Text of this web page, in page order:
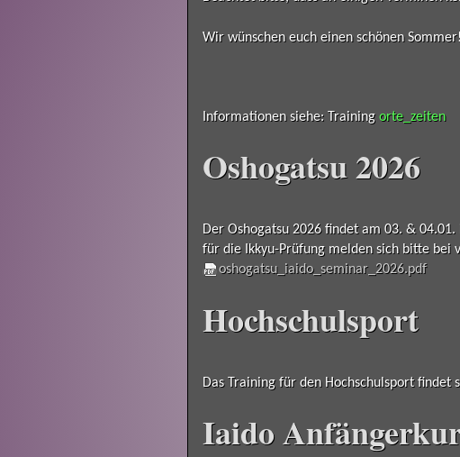
Wir wünschen euch einen schönen
Informationen siehe: Training orte_zeiten
Oshogatsu 2026
Der Oshogatsu 2026 findet am 03. &
für die Ikkyu-Prüfung melden sich bitte bei
oshogatsu_iaido_seminar_2026.pdf
Hochschulsport
Das Training für den Hochschulsport
Iaido